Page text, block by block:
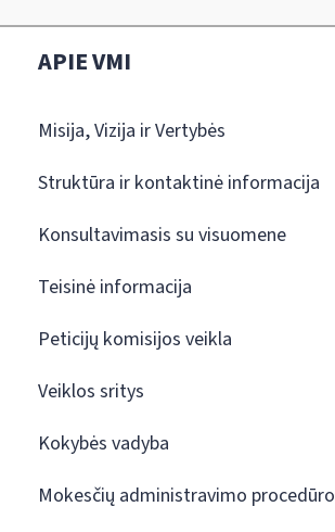
APIE VMI
Misija, Vizija ir Vertybės
Struktūra ir kontaktinė informacija
Konsultavimasis su visuomene
Teisinė informacija
Peticijų komisijos veikla
Veiklos sritys
Kokybės vadyba
Mokesčių administravimo